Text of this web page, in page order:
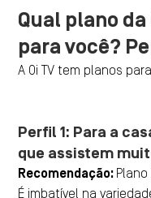
Qual plano da
para você?
A Oi TV tem planos
Perfil 1: Para a
que assistem
Recomendação: Plano
É imbatível na